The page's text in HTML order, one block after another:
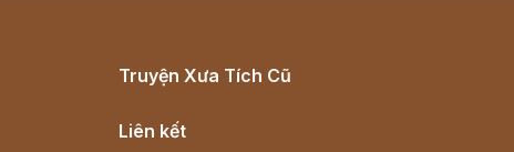
Truyện Xưa Tích Cũ
Liên kết